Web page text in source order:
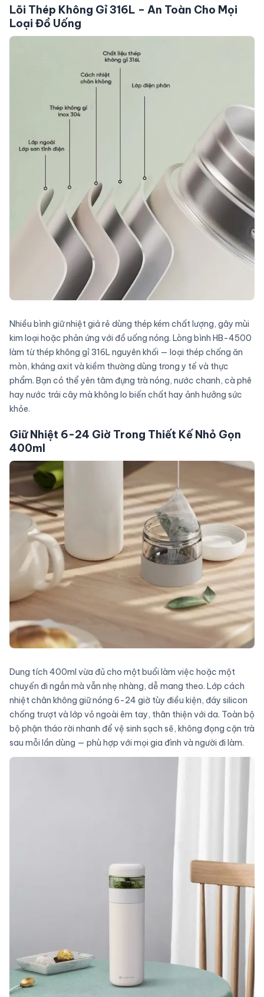
Lõi Thép Không Gỉ 316L – An Toàn Cho Mọi
Loại Đồ Uống
Nhiều bình giữ nhiệt giá rẻ dùng thép kém chất lượng, gây mùi
kim loại hoặc phản ứng với đồ uống nóng. Lòng bình HB-4500
làm từ thép không gỉ 316L nguyên khối — loại thép chống ăn
mòn, kháng axit và kiềm thường dùng trong y tế và thực
phẩm. Bạn có thể yên tâm đựng trà nóng, nước chanh, cà phê
hay nước trái cây mà không lo biến chất hay ảnh hưởng sức
khỏe.
Giữ Nhiệt 6-24 Giờ Trong Thiết Kế Nhỏ Gọn
400ml
Dung tích 400ml vừa đủ cho một buổi làm việc hoặc một
chuyến đi ngắn mà vẫn nhẹ nhàng, dễ mang theo. Lớp cách
nhiệt chân không giữ nóng 6-24 giờ tùy điều kiện, đáy silicon
chống trượt và lớp vỏ ngoài êm tay, thân thiện với da. Toàn bộ
bộ phận tháo rời nhanh để vệ sinh sạch sẽ, không đọng cặn trà
sau mỗi lần dùng — phù hợp với mọi gia đình và người đi làm.